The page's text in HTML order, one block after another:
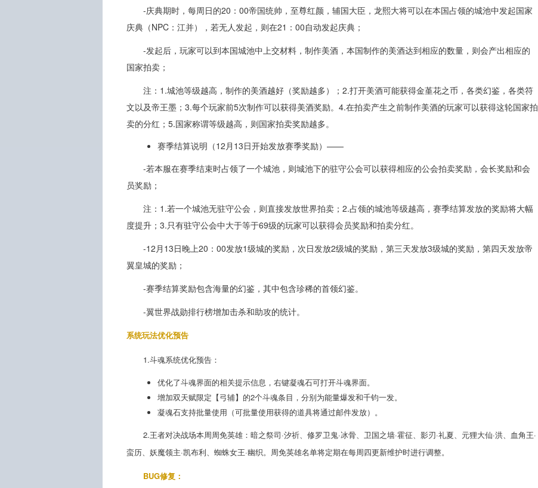
-庆典期时，每周日的20：00帝国统帅，至尊红颜，辅国大臣，龙熙大将可以在本国占领的城池中发起国家
庆典（NPC：江并），若无人发起，则在21：00自动发起庆典；
-发起后，玩家可以到本国城池中上交材料，制作美酒，本国制作的美酒达到相应的数量，则会产出相应的
国家拍卖；
注：1.城池等级越高，制作的美酒越好（奖励越多）；2.打开美酒可能获得金堇花之币，各类幻鉴，各类符
文以及帝王墨；3.每个玩家前5次制作可以获得美酒奖励。4.在拍卖产生之前制作美酒的玩家可以获得这轮国家拍
卖的分红；5.国家称谓等级越高，则国家拍卖奖励越多。
赛季结算说明（12月13日开始发放赛季奖励）——
-若本服在赛季结束时占领了一个城池，则城池下的驻守公会可以获得相应的公会拍卖奖励，会长奖励和会
员奖励；
注：1.若一个城池无驻守公会，则直接发放世界拍卖；2.占领的城池等级越高，赛季结算发放的奖励将大幅
度提升；3.只有驻守公会中大于等于69级的玩家可以获得会员奖励和拍卖分红。
-12月13日晚上20：00发放1级城的奖励，次日发放2级城的奖励，第三天发放3级城的奖励，第四天发放帝
翼皇城的奖励；
-赛季结算奖励包含海量的幻鉴，其中包含珍稀的首领幻鉴。
-翼世界战勋排行榜增加击杀和助攻的统计。
系统玩法优化预告
1.斗魂系统优化预告：
优化了斗魂界面的相关提示信息，右键凝魂石可打开斗魂界面。
增加双天赋限定【弓辅】的2个斗魂条目，分别为能量爆发和千钧一发。
凝魂石支持批量使用（可批量使用获得的道具将通过邮件发放）。
2.王者对决战场本周周免英雄：暗之祭司·汐祈、修罗卫鬼·冰骨、卫国之墙·霍征、影刃·礼夏、元狸大仙·洪、血角王·
蛮历、妖魔领主·凯布利、蜘蛛女王·幽织。周免英雄名单将定期在每周四更新维护时进行调整。
BUG修复：